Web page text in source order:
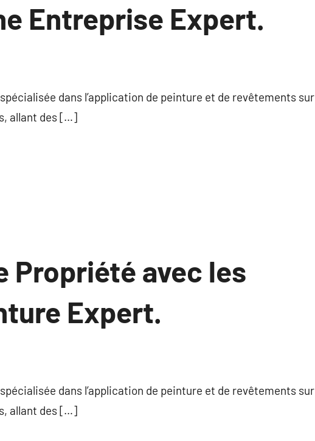
Entreprise Expert.
dans l’application de peinture et de revêtements sur
allant des […]
Propriété avec les
Expert.
dans l’application de peinture et de revêtements sur
allant des […]